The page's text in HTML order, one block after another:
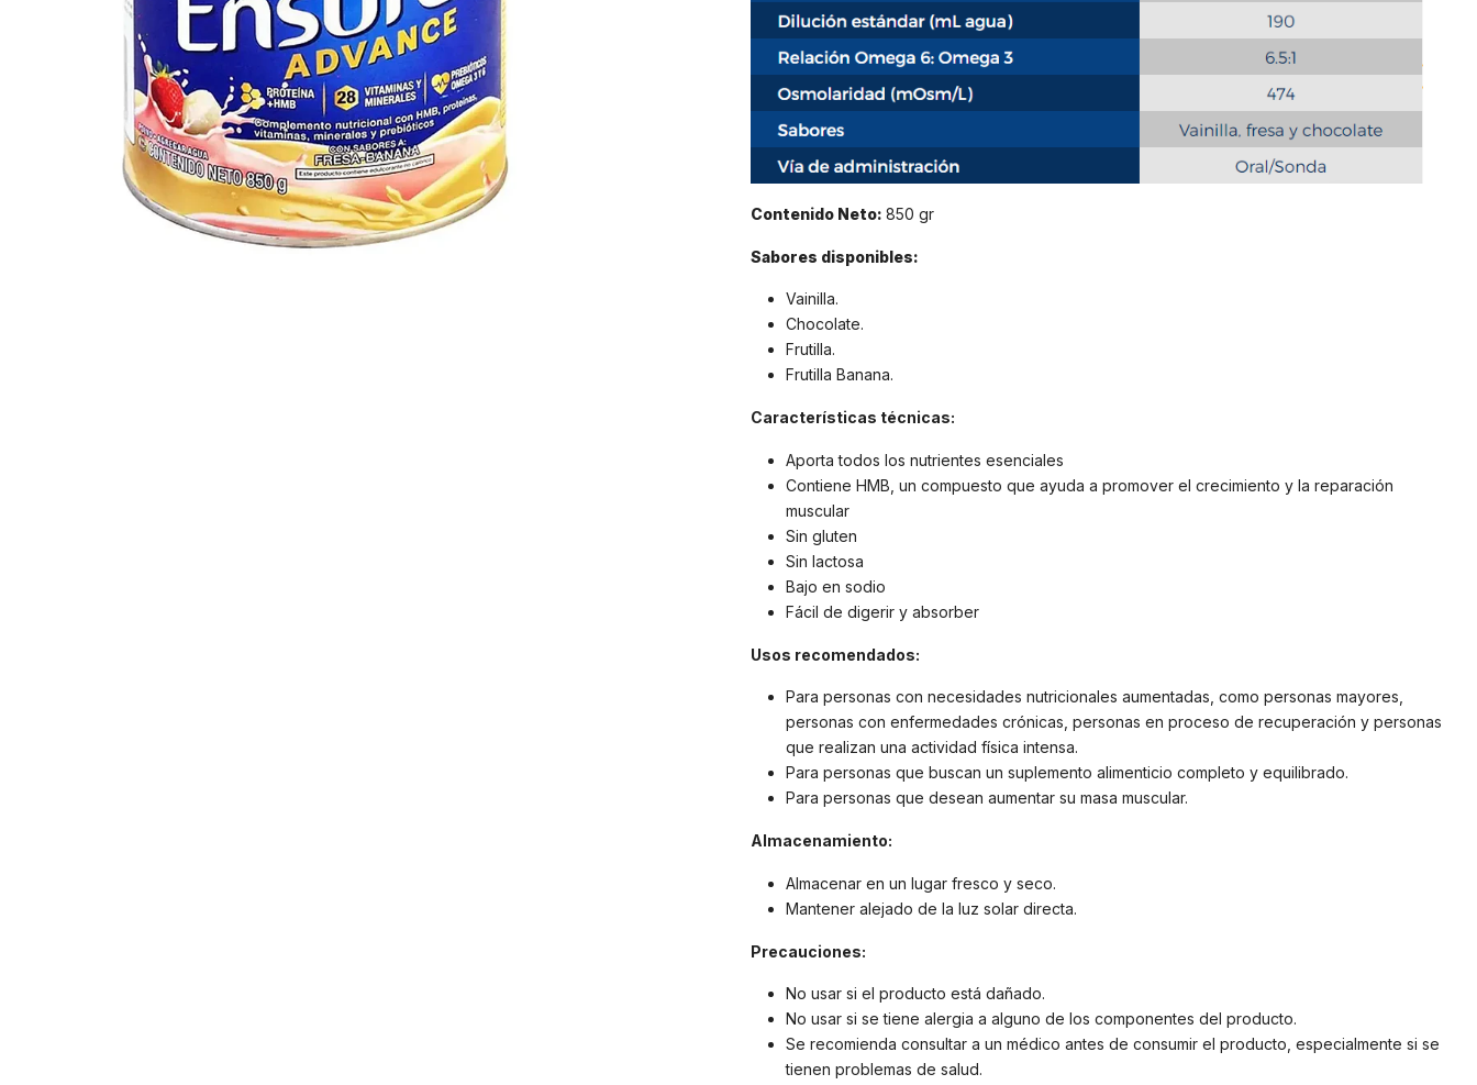
Contenido Neto: 850 gr
Sabores disponibles:
Vainilla.
Chocolate.
Frutilla.
Frutilla Banana.
Características técnicas:
Aporta todos los nutrientes esenciales
Contiene HMB, un compuesto que ayuda a promover el crecimiento y la reparación
muscular
Sin gluten
Sin lactosa
Bajo en sodio
Fácil de digerir y absorber
Usos recomendados:
Para personas con necesidades nutricionales aumentadas, como personas mayores,
personas con enfermedades crónicas, personas en proceso de recuperación y personas
que realizan una actividad física intensa.
Para personas que buscan un suplemento alimenticio completo y equilibrado.
Para personas que desean aumentar su masa muscular.
Almacenamiento:
Almacenar en un lugar fresco y seco.
Mantener alejado de la luz solar directa.
Precauciones:
No usar si el producto está dañado.
No usar si se tiene alergia a alguno de los componentes del producto.
Se recomienda consultar a un médico antes de consumir el producto, especialmente si se
tienen problemas de salud.